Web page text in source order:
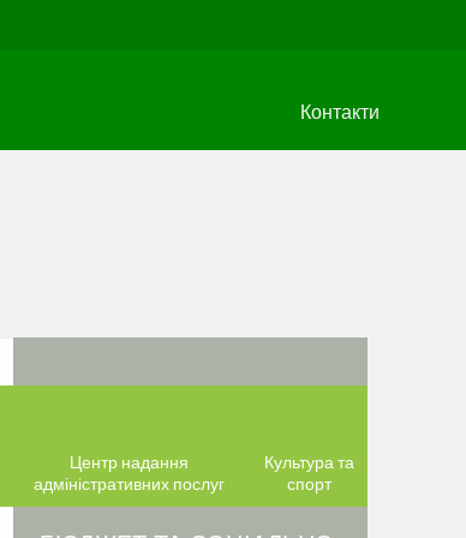
Контакти
Центр надання
адміністративних послуг
Культура та
спорт